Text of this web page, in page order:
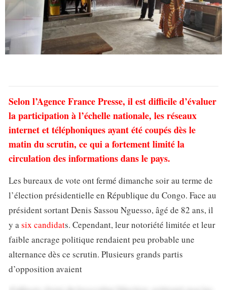
Selon l’Agence France Presse, il est difficile d’évaluer
la participation à l’échelle nationale, les réseaux
internet et téléphoniques ayant été coupés dès le
matin du scrutin, ce qui a fortement limité la
circulation des informations dans le pays.
Les bureaux de vote ont fermé dimanche soir au terme de
l’élection présidentielle en République du Congo. Face au
président sortant Denis Sassou Nguesso, âgé de 82 ans, il
y asix candidats. Cependant, leur notoriété limitée et leur
faible ancrage politique rendaient peu probable une
alternance dès ce scrutin. Plusieurs grands partis
d’opposition avaient